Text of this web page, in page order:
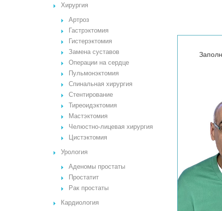
Хирургия
Артроз
Гастрэктомия
Гистерэктомия
Замена суставов
Операции на сердце
Пульмонэктомия
Спинальная хирургия
Стентирование
Тиреоидэктомия
Мастэктомия
Челюстно-лицевая хирургия
Цистэктомия
Урология
Аденомы простаты
Простатит
Рак простаты
Кардиология